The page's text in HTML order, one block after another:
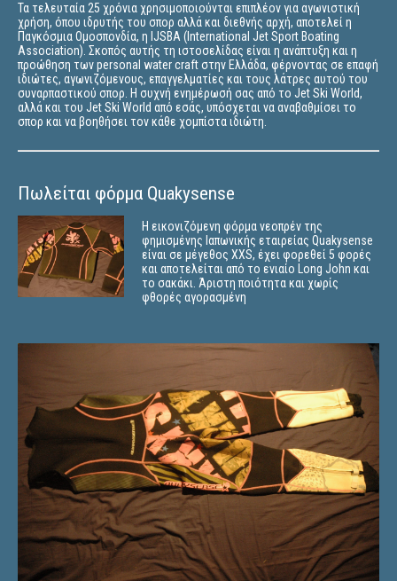
Τα τελευταία 25 χρόνια χρησιμοποιούνται επιπλέον για αγωνιστική
χρήση, όπου ιδρυτής του σπορ αλλά και διεθνής αρχή, αποτελεί η
Παγκόσμια Ομοσπονδία, η IJSBA (International Jet Sport Boating
Association). Σκοπός αυτής τη ιστοσελίδας είναι η ανάπτυξη και η
προώθηση των personal water craft στην Ελλάδα, φέρνοντας σε επαφή
ιδιώτες, αγωνιζόμενους, επαγγελματίες και τους λάτρες αυτού του
συναρπαστικού σπορ. Η συχνή ενημέρωσή σας από το Jet Ski World,
αλλά και του Jet Ski World από εσάς, υπόσχεται να αναβαθμίσει το
σπορ και να βοηθήσει τον κάθε χομπίστα ιδιώτη.
Πωλείται φόρμα Quakysense
Η εικονιζόμενη φόρμα νεοπρέν της
φημισμένης Ιαπωνικής εταιρείας Quakysense
είναι σε μέγεθος XXS, έχει φορεθεί 5 φορές
και αποτελείται από το ενιαίο Long John και
το σακάκι. Άριστη ποιότητα και χωρίς
φθορές αγορασμένη